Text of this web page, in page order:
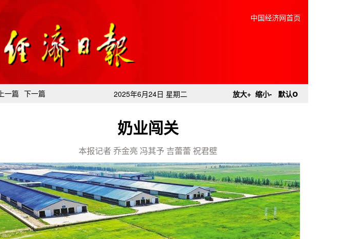
中国经济网首页
上一篇 下一篇 2025年6月24日 星期二 放大+ 缩小- 默认o
奶业闯关
本报记者 乔金亮 冯其予 吉蕾蕾 祝君壁